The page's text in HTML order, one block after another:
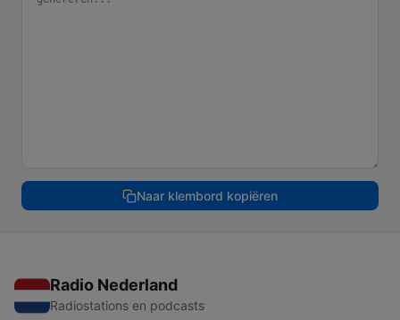
Naar klembord kopiëren
Radio Nederland
Radiostations en podcasts